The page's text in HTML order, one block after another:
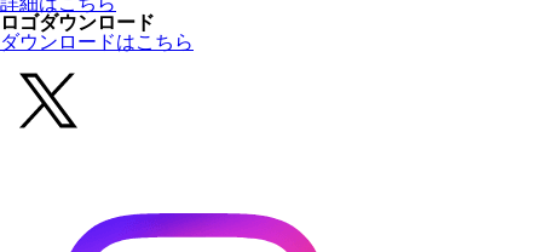
ロゴダウンロード
ダウンロードはこちら